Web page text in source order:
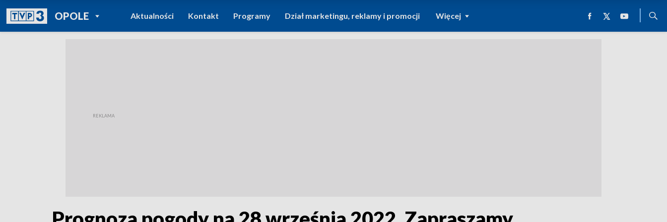
OPOLEPOWRÓT DO
TVP REGIONY
Aktualności Kontakt Programy Dział marketingu, reklamy i promocji Więcej